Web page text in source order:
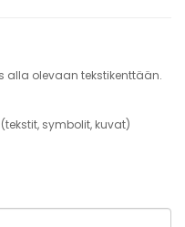
alla olevaan tekstikenttään.
symbolit, kuvat)